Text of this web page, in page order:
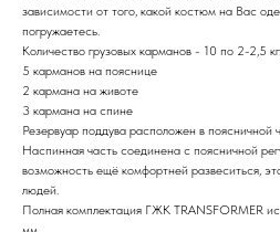
зависимости от того, какой костюм на Вас
погружаетесь.
Количество грузовых карманов - 10 по 2-2,5
5 карманов на пояснице
2 кармана на животе
3 кармана на спине
Резервуар поддува расположен в поясничной
Наспинная часть соединена с поясничной
возможность ещё комфортней развеситься,
людей.
Полная комплектация ГЖК TRANSFORMER